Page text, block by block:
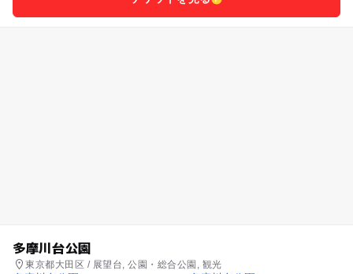
多摩川台公園
東京都大田区 / 展望台, 公園・総合公園, 観光